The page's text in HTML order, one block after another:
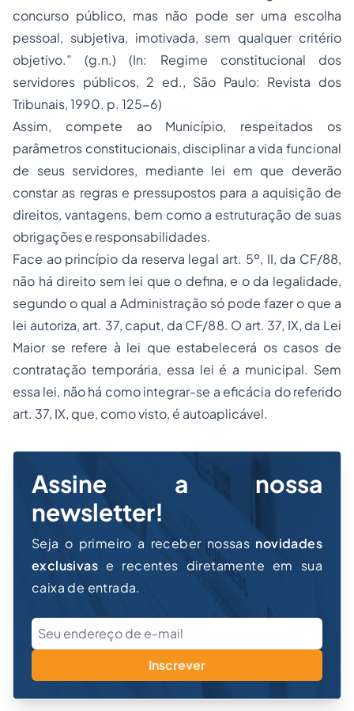
concurso público, mas não pode ser uma escolha
pessoal, subjetiva, imotivada, sem qualquer critério
objetivo.” (g.n.) (In: Regime constitucional dos
servidores públicos, 2 ed., São Paulo: Revista dos
Tribunais, 1990. p. 125-6)
Assim, compete ao Município, respeitados os
parâmetros constitucionais, disciplinar a vida funcional
de seus servidores, mediante lei em que deverão
constar as regras e pressupostos para a aquisição de
direitos, vantagens, bem como a estruturação de suas
obrigações e responsabilidades.
Face ao princípio da reserva legal art. 5º, II, da CF/88,
não há direito sem lei que o defina, e o da legalidade,
segundo o qual a Administração só pode fazer o que a
lei autoriza, art. 37, caput, da CF/88. O art. 37, IX, da Lei
Maior se refere à lei que estabelecerá os casos de
contratação temporária, essa lei é a municipal. Sem
essa lei, não há como integrar-se a eficácia do referido
art. 37, IX, que, como visto, é autoaplicável.
Assine a nossa
newsletter!
Seja o primeiro a receber nossas novidades
exclusivas e recentes diretamente em sua
caixa de entrada.
Inscrever